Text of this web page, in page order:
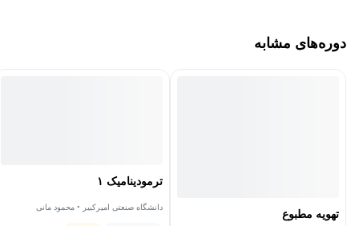
دوره‌های مشابه
تهویه مطبوع
ترمودینامیک ۱
دانشگاه صنعتی امیرکبیر • محمود مانی